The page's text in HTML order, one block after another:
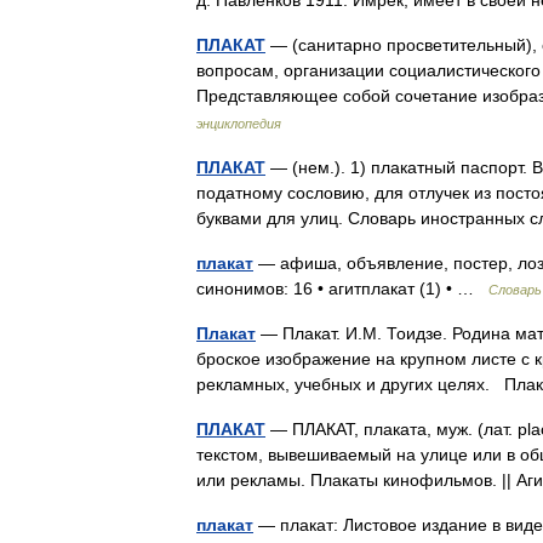
ПЛАКАТ — (санитарно просветительный),
вопросам, организации
Представляющее собой сочетание
энциклопедия
ПЛАКАТ — (нем.). 1) плакатный паспорт.
податному сословию, для отлучек из
буквами для улиц. Словарь
плакат — афиша, объявление, постер,
синонимов: 16 • агитплакат (1) • …
Плакат — Плакат. И.М. Тоидзе. Родина
броское изображение на крупном листе с
рекламных, учебных и других целях.
ПЛАКАТ — ПЛАКАТ, плаката, муж. (лат.
текстом, вывешиваемый на улице или в
или рекламы. Плакаты кинофильмов. ||
плакат — плакат: Листовое издание в